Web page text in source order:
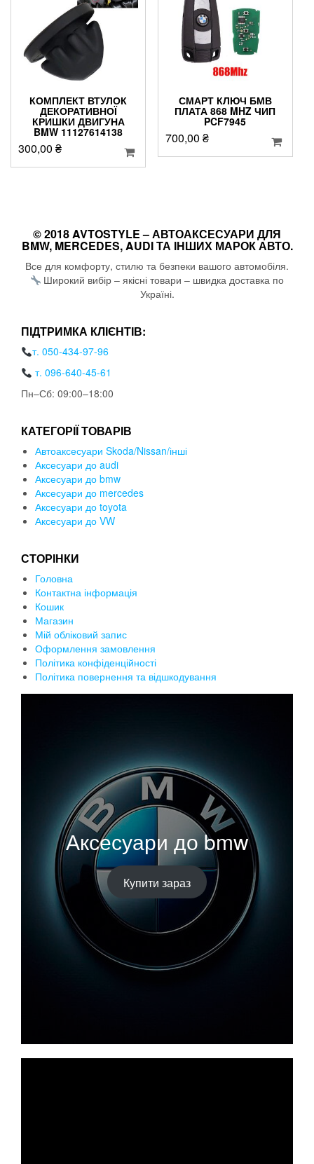
КОМПЛЕКТ ВТУЛОК
ДЕКОРАТИВНОЇ
КРИШКИ ДВИГУНА
BMW 11127614138
300,00 ₴
СМАРТ КЛЮЧ БМВ
ПЛАТА 868 MHZ ЧИП
PCF7945
700,00 ₴
© 2018 AVTOSTYLE – АВТОАКСЕСУАРИ ДЛЯ
BMW, MERCEDES, AUDI ТА ІНШИХ МАРОК АВТО.
Все для комфорту, стилю та безпеки вашого автомобіля.
Широкий вибір – якісні товари – швидка доставка по
Україні.
ПІДТРИМКА КЛІЄНТІВ:
т. 050-434-97-96
т. 096-640-45-61
Пн–Сб: 09:00–18:00
КАТЕГОРІЇ ТОВАРІВ
Автоаксесуари Skoda/Nissan/інші
Аксесуари до audi
Аксесуари до bmw
Аксесуари до mercedes
Аксесуари до toyota
Аксесуари до VW
СТОРІНКИ
Головна
Контактна інформація
Кошик
Магазин
Мій обліковий запис
Оформлення замовлення
Політика конфіденційності
Політика повернення та відшкодування
Аксесуари до bmw
Купити зараз